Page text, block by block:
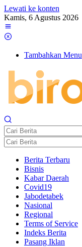
Lewati ke konten
Kamis, 6 Agustus 2026
Tambahkan Menu
Berita Terbaru
Bisnis
Kabar Daerah
Covid19
Jabodetabek
Nasional
Regional
Terms of Service
Indeks Berita
Pasang Iklan